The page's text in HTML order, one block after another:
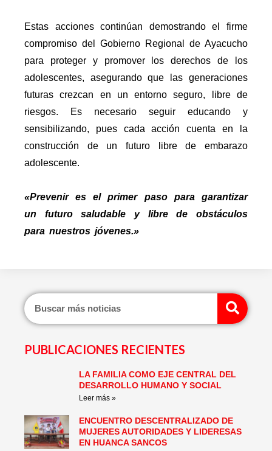
Estas acciones continúan demostrando el firme
compromiso del Gobierno Regional de Ayacucho
para proteger y promover los derechos de los
adolescentes, asegurando que las generaciones
futuras crezcan en un entorno seguro, libre de
riesgos. Es necesario seguir educando y
sensibilizando, pues cada acción cuenta en la
construcción de un futuro libre de embarazo
adolescente.
«Prevenir es el primer paso para garantizar
un futuro saludable y libre de obstáculos
para nuestros jóvenes.»
PUBLICACIONES RECIENTES
LA FAMILIA COMO EJE CENTRAL DEL
DESARROLLO HUMANO Y SOCIAL
Leer más »
ENCUENTRO DESCENTRALIZADO DE
MUJERES AUTORIDADES Y LIDERESAS
EN HUANCA SANCOS
PagePagePagePagePagePage